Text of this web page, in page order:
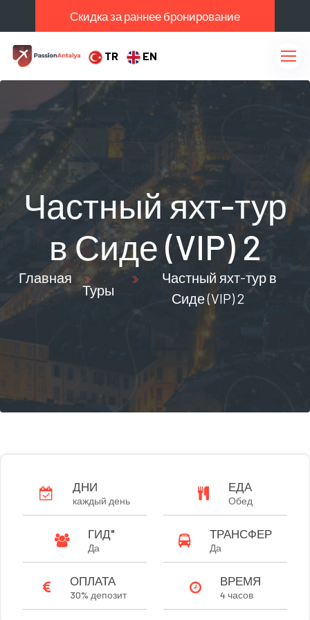
Скидка за раннее бронирование
TR EN
Частный яхт-тур
в Сиде (VIP) 2
Главная
Туры
Частный яхт-тур в
Сиде (VIP) 2
ДНИ
каждый день
ЕДА
Обед
ГИД"
Да
ТРАНСФЕР
Да
ОПЛАТА
30% депозит
ВРЕМЯ
4 часов